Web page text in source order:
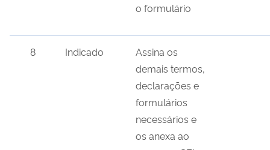
o formulário
8 Indicado
Assina os
demais termos,
declarações e
formulários
necessários e
os anexa ao